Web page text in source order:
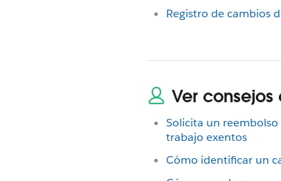
Registro de cambios
Ver
Solicita un
trabajo exentos
Cómo identificar un